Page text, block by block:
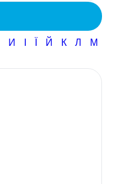
И І Ї Й К Л М